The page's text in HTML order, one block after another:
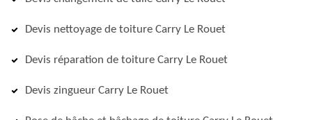
Devis nettoyage de toiture Carry Le Rouet
Devis réparation de toiture Carry Le Rouet
Devis zingueur Carry Le Rouet